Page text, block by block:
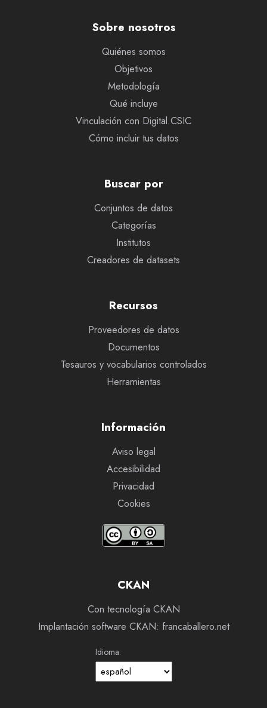
Sobre nosotros
Quiénes somos
Objetivos
Metodología
Qué incluye
Vinculación con Digital.CSIC
Cómo incluir tus datos
Buscar por
Conjuntos de datos
Categorías
Institutos
Creadores de datasets
Recursos
Proveedores de datos
Documentos
Tesauros y vocabularios controlados
Herramientas
Información
Aviso legal
Accesibilidad
Privacidad
Cookies
CKAN
Con tecnología CKAN
Implantación software CKAN: francaballero.net
Idioma